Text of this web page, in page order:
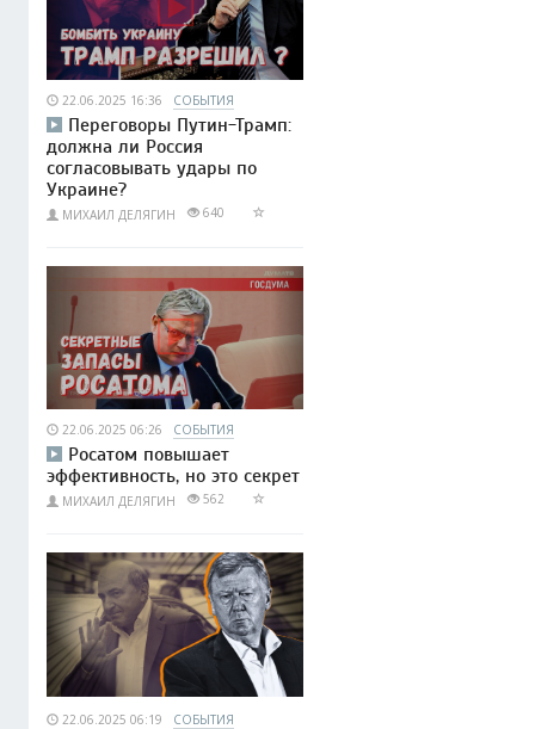
22.06.2025 16:36 СОБЫТИЯ
Переговоры Путин-Трамп:
должна ли Россия
согласовывать удары по
Украине?
МИХАИЛ ДЕЛЯГИН 640
22.06.2025 06:26 СОБЫТИЯ
Росатом повышает
эффективность, но это секрет
МИХАИЛ ДЕЛЯГИН 562
22.06.2025 06:19 СОБЫТИЯ